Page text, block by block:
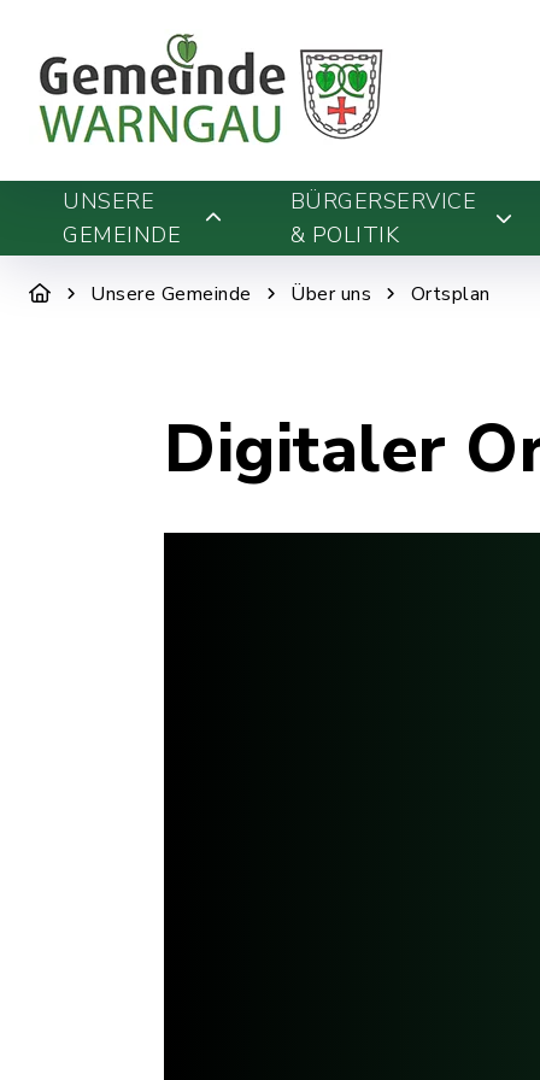
UNSERE
GEMEINDE
BÜRGERSERVICE
& POLITIK
Unsere Gemeinde Über uns Ortsplan
Digitaler